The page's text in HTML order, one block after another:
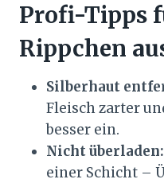
Profi-Tipps
Rippchen
Silberhaut
Fleisch zarter
besser ein.
Nicht überladen:
einer Schicht –